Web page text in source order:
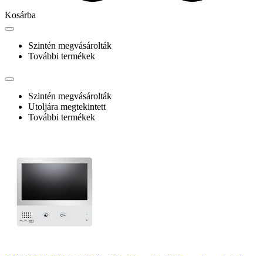
Kosárba
Szintén megvásárolták
További termékek
Szintén megvásárolták
Utoljára megtekintett
További termékek